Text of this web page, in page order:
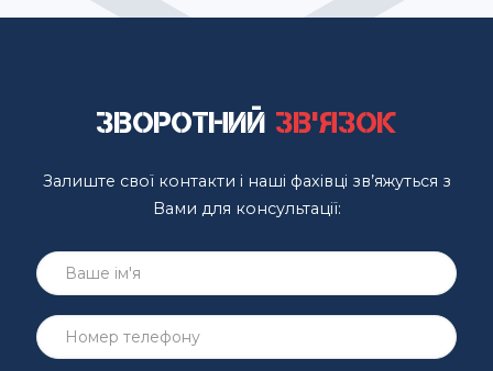
Зворотний зв'язок
Залиште свої контакти і наші фахівці зв’яжуться з
Вами для консультації: